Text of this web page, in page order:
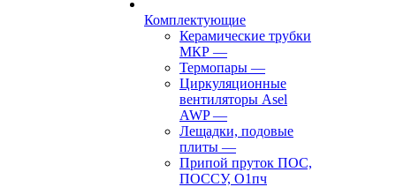
Комплектующие
Керамические трубки
МКР —
Термопары —
Циркуляционные
вентиляторы Asel
AWP—
Лещадки, подовые
плиты —
Припой пруток ПОС,
ПОССУ, О1пч